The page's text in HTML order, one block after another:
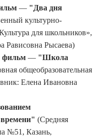
— "Два дня
культурно-
для школьников»,
Рависовна Рысаева)
фильм — "Школа
общеобразовательная
Елена Ивановна
(Средняя
№51, Казань,